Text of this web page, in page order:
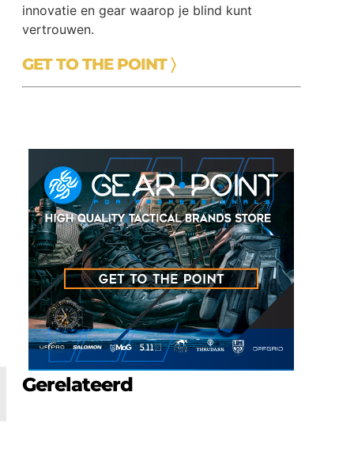
innovatie en gear waarop je blind kunt
vertrouwen.
GET TO THE POINT 〉
Gerelateerd